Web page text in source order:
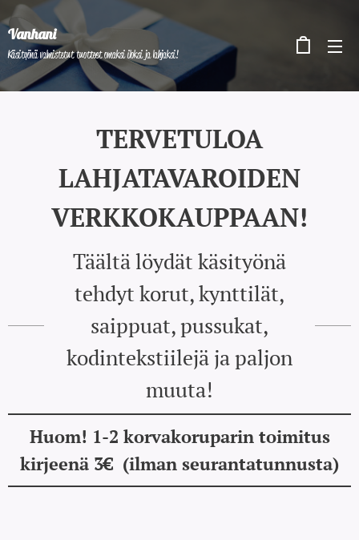
Vanhani
Käsityönä valmistetut tuotteet omaksi iloksi ja lahjaksi!
TERVETULOA
LAHJATAVAROIDEN
VERKKOKAUPPAAN!
Täältä löydät käsityönä
tehdyt korut, kynttilät,
saippuat, pussukat,
kodintekstiilejä ja paljon
muuta!
Huom! 1-2 korvakoruparin toimitus
kirjeenä 3€ (ilman seurantatunnusta)